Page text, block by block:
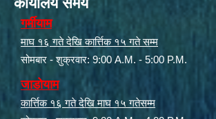
गर्मीयाम
माघ १६ गते देखि कार्त्तिक १५ गते सम्म
सोमबार - शुक्रवार: 9:00 A.M. - 5:00 P.M.
जाडोयाम
कार्त्तिक १६ गते देखि माघ १५ गतेसम्म